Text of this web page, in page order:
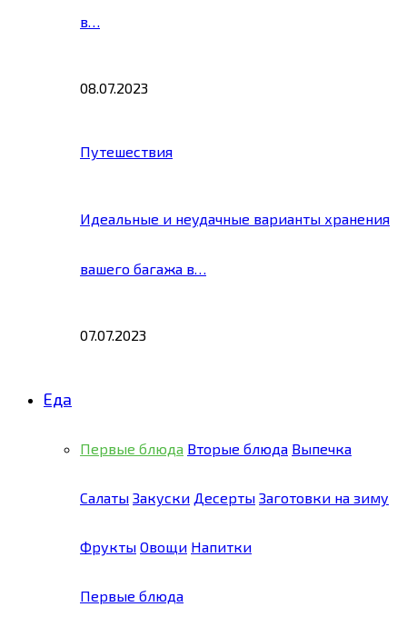
в…
08.07.2023
Путешествия
Идеальные и неудачные варианты хранения
вашего багажа в…
07.07.2023
Еда
Первые блюда Вторые блюда Выпечка
Салаты Закуски Десерты Заготовки на зиму
Фрукты Овощи Напитки
Первые блюда